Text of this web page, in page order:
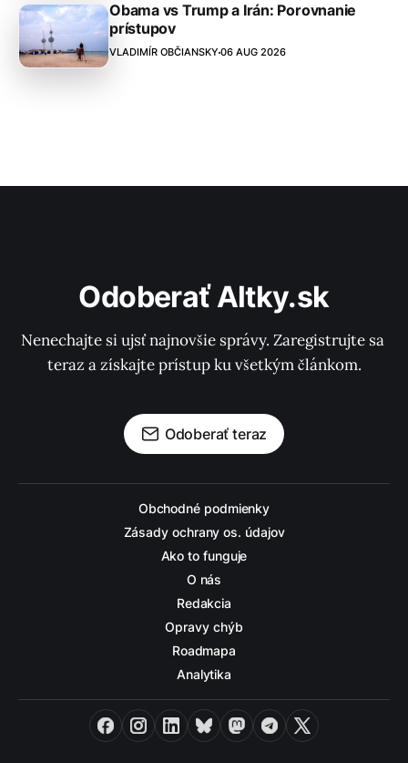
Obama vs Trump a Irán: Porovnanie
prístupov
VLADIMÍR OBČIANSKY 06 AUG 2026
Odoberať Altky.sk
Nenechajte si ujsť najnovšie správy. Zaregistrujte sa
teraz a získajte prístup ku všetkým článkom.
Odoberať teraz
Obchodné podmienky
Zásady ochrany os. údajov
Ako to funguje
O nás
Redakcia
Opravy chýb
Roadmapa
Analytika
FacebookInstagramLinkedInBlueskyMastodon
Telegram
X